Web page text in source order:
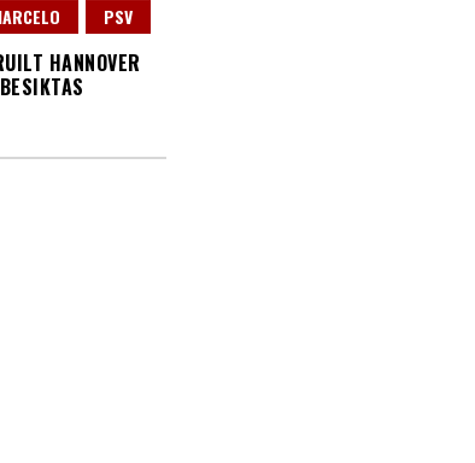
PSV
HANNOVER